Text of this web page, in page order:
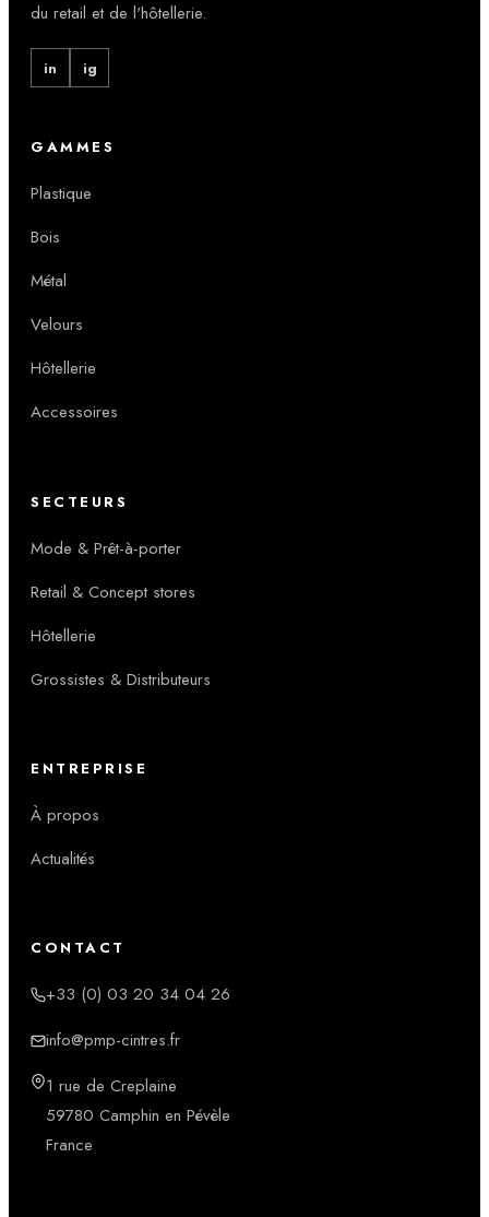
du retail et de l'hôtellerie.
in ig
GAMMES
Plastique
Bois
Métal
Velours
Hôtellerie
Accessoires
SECTEURS
Mode & Prêt-à-porter
Retail & Concept stores
Hôtellerie
Grossistes & Distributeurs
ENTREPRISE
À propos
Actualités
CONTACT
+33 (0) 03 20 34 04 26
info@pmp-cintres.fr
1 rue de Creplaine
59780 Camphin en Pévèle
France